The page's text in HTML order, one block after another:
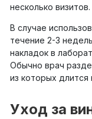
несколько визитов.
В случае
течение 2-3
накладок в
Обычно врач
из которых длится
Уход за